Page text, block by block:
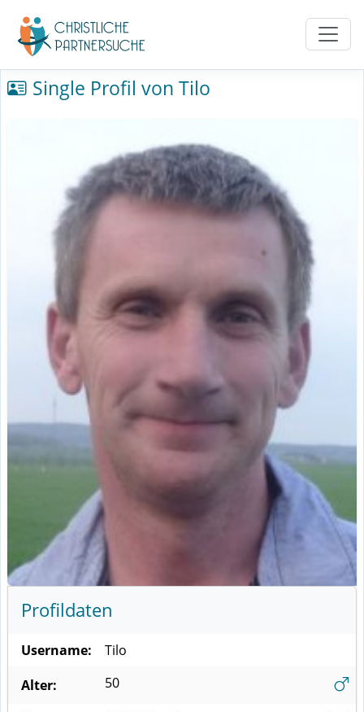
Single Profil von Tilo
Profildaten
Username:
Tilo
Alter:
50